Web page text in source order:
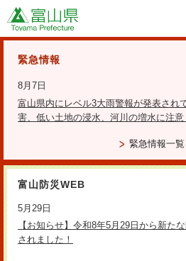
富山県
緊急情報
8月7日
富山県内にレベル3大雨警報が発表され
害、低い土地の浸水、河川の増水に注意
緊急情報一
富山防災WEB
5月29日
【お知らせ】令和8年5月29日から新た
されました！
テーマから探す
第3回屋外広告物部